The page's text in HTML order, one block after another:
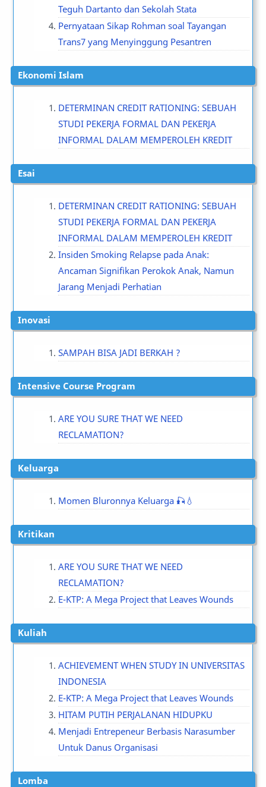
Teguh Dartanto dan Sekolah Stata
Pernyataan Sikap Rohman soal Tayangan
Trans7 yang Menyinggung Pesantren
Ekonomi Islam
DETERMINAN CREDIT RATIONING: SEBUAH
STUDI PEKERJA FORMAL DAN PEKERJA
INFORMAL DALAM MEMPEROLEH KREDIT
Esai
DETERMINAN CREDIT RATIONING: SEBUAH
STUDI PEKERJA FORMAL DAN PEKERJA
INFORMAL DALAM MEMPEROLEH KREDIT
Insiden Smoking Relapse pada Anak:
Ancaman Signifikan Perokok Anak, Namun
Jarang Menjadi Perhatian
Inovasi
SAMPAH BISA JADI BERKAH ?
Intensive Course Program
ARE YOU SURE THAT WE NEED
RECLAMATION?
Keluarga
Momen Bluronnya Keluarga 🎣💧
Kritikan
ARE YOU SURE THAT WE NEED
RECLAMATION?
E-KTP: A Mega Project that Leaves Wounds
Kuliah
ACHIEVEMENT WHEN STUDY IN UNIVERSITAS
INDONESIA
E-KTP: A Mega Project that Leaves Wounds
HITAM PUTIH PERJALANAN HIDUPKU
Menjadi Entrepeneur Berbasis Narasumber
Untuk Danus Organisasi
Lomba